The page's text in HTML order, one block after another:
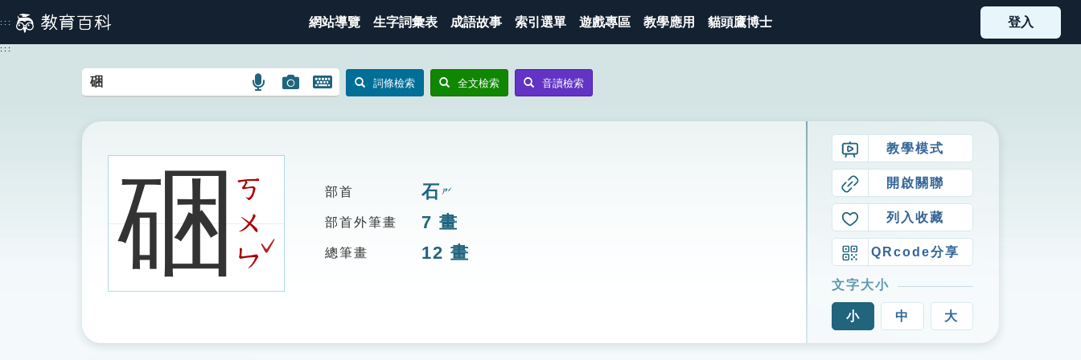
到
主
::: 網站導覽 生字詞彙表 成語故事 索引選單 遊戲專區 教學應用 貓頭鷹博士 登入
:::
語
搜
圖
示
圖
搜
開
鍵
詞條檢索 全文檢索 音讀檢索
硱ㄎ
ㄨ
ㄣ
ˇ
部首 石 ㄕˊ
部首外筆畫 7 畫
總筆畫 12 畫
教學模式
開啟關聯
列入收藏
QRcode分享
文字大小
小 中 大